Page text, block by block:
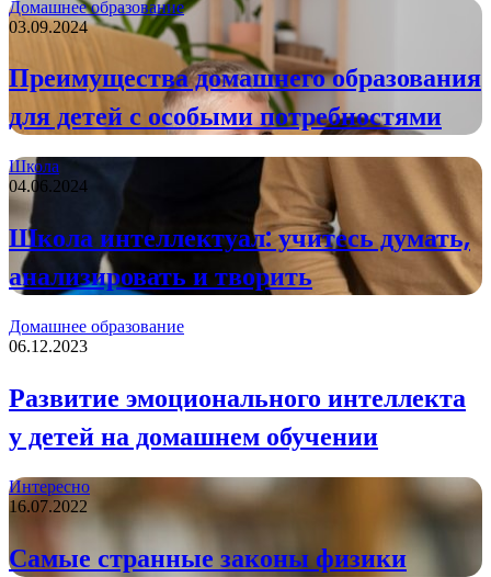
Домашнее образование
03.09.2024
Преимущества домашнего образования
для детей с особыми потребностями
Школа
04.06.2024
Школа интеллектуал: учитесь думать,
анализировать и творить
Домашнее образование
06.12.2023
Развитие эмоционального интеллекта
у детей на домашнем обучении
Интересно
16.07.2022
Самые странные законы физики